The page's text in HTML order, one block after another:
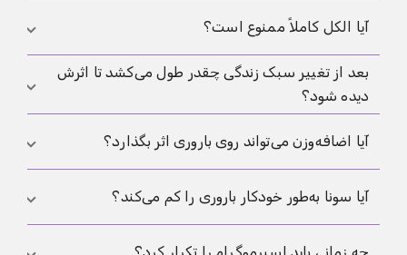
نتیجه در دورهٔ پایدار تفسیر می‌شود.
بله. ترک سیگار یکی از مهم‌ترین و منطقی‌ترین قدم‌هاست،
پارامترهای بدتر اسپرم مرتبط است.
آیا الکل کاملاً ممنوع است؟
نه لزوماً، اما مقدار زیاد آن نامطلوب است. کسی که
فعالانه برای بچه تلاش می‌کند معمولاً از محدود کردن
بعد از تغییر سبک زندگی چقدر طول می‌کشد تا اثرش
دیده شود؟
معمولاً نه فوراً. اسپرم به زمان نیاز دارد. منطقی است که
می‌شود یا نه.
آیا اضافه‌وزن می‌تواند روی باروری اثر بگذارد؟
بله، اضافه‌وزن می‌تواند با تغییرات هورمونی و التهابی
وزنِ متوسط و حرکت بیشتر اغلب کمک می‌کنند.
آیا سونا به‌طور خودکار باروری را کم می‌کند؟
نه. مهم تعداد دفعات و بار حرارتی کلی است. گرمای زیاد